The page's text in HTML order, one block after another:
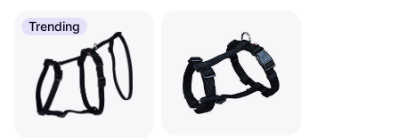
Trending